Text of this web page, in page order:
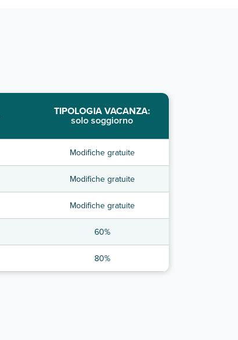
TIPOLOGIA VACANZA:
solo soggiorno
Modifiche gratuite
Modifiche gratuite
Modifiche gratuite
60%
80%